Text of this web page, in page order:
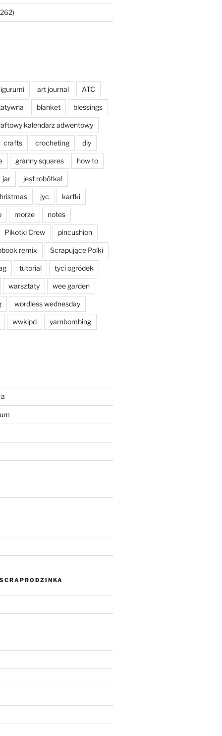
art journal ATC
blanket blessings
kalendarz adwentowy
crafts crocheting diy
granny squares how to
jar jest robótka!
jyc kartki
morze notes
Pikotki Crew pincushion
remix Scrapujące Polki
tutorial tyci ogródek
warsztaty wee garden
wordless wednesday
wwkipd yarnbombing